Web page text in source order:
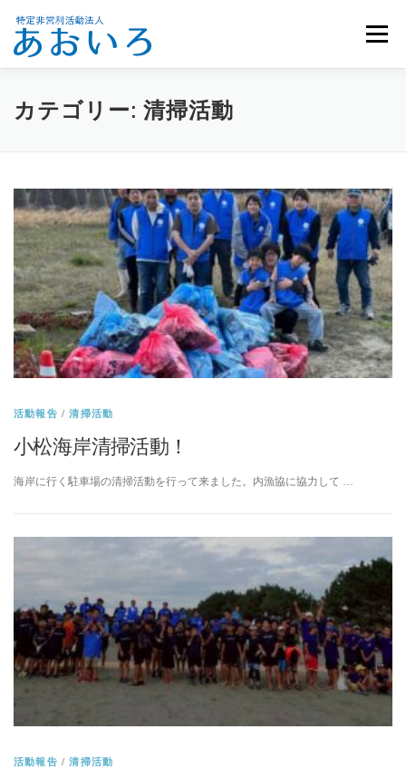
メニュー
ホーム 団体概要 メンバー募集
カテゴリー: 清掃活動
活動報告 /清掃活動
小松海岸清掃活動！
海岸に行く駐車場の清掃活動を行って来ました。内漁協に協力して …
活動報告 /清掃活動